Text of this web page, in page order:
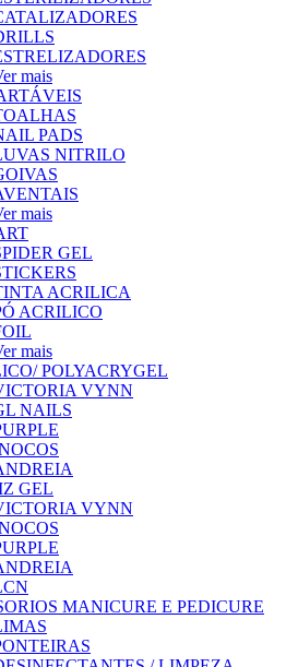
mais
PADS
NITRILO
mais
GEL
ACRILICA
ACRILICO
mais
POLYACRYGEL
VYNN
NAILS
GEL
VYNN
MANICURE E PEDICURE